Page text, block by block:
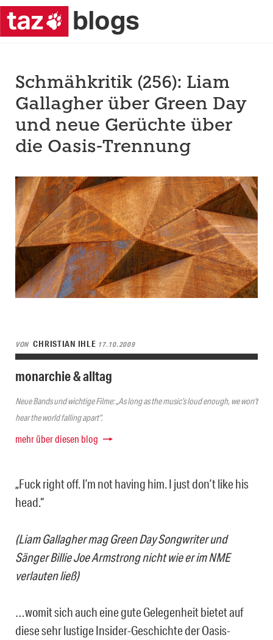
Schmähkritik (256): Liam
Gallagher über Green Day
und neue Gerüchte über
die Oasis-Trennung
VON CHRISTIAN IHLE 17.10.2009
monarchie & alltag
Neue Bands und wichtige Filme: „As long as the music’s loud enough, we won’t
hear the world falling apart“.
mehr über diesen blog
„Fuck right off. I’m not having him. I just don’t like his
head.“
(Liam Gallagher mag Green Day Songwriter und
Sänger Billie Joe Armstrong nicht wie er im NME
verlauten ließ)
…womit sich auch eine gute Gelegenheit bietet auf
diese sehr lustige Insider-Geschichte der Oasis-